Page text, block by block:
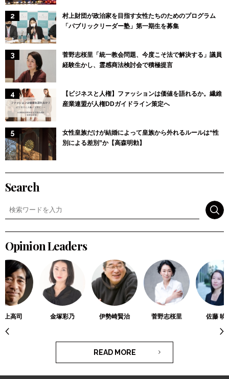
村上財団が政治家を目指す女性たちのためのプログラム
「パブリックリーダー塾」第一期生を募集
菅野志桜里「統一教会問題、今度こそ法で解決する」議員
経験生かし、霊感商法検討会で積極提言
【ビジネスと人権】ファッションは価値を語れるか。繊維
産業連盟が人権DDガイドライン策定へ
女性皇族だけが結婚によって皇族から外れるルールは“性
別による差別”か【高森明勅】
Search
Opinion Leaders
上高司 金塚彩乃 伊勢崎賢治 菅野志桜里 佐藤 暁
READ MORE